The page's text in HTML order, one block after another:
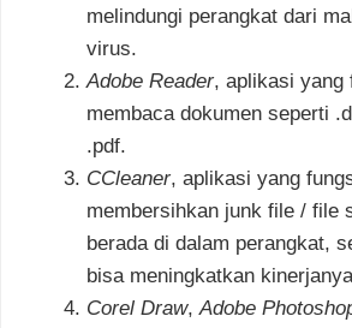
melindungi perangkat dari
virus.
Adobe Reader, aplikasi yang
membaca dokumen seperti
.pdf.
CCleaner, aplikasi yang
membersihkan junk file / file
berada di dalam perangkat,
bisa meningkatkan
Corel Draw,Adobe